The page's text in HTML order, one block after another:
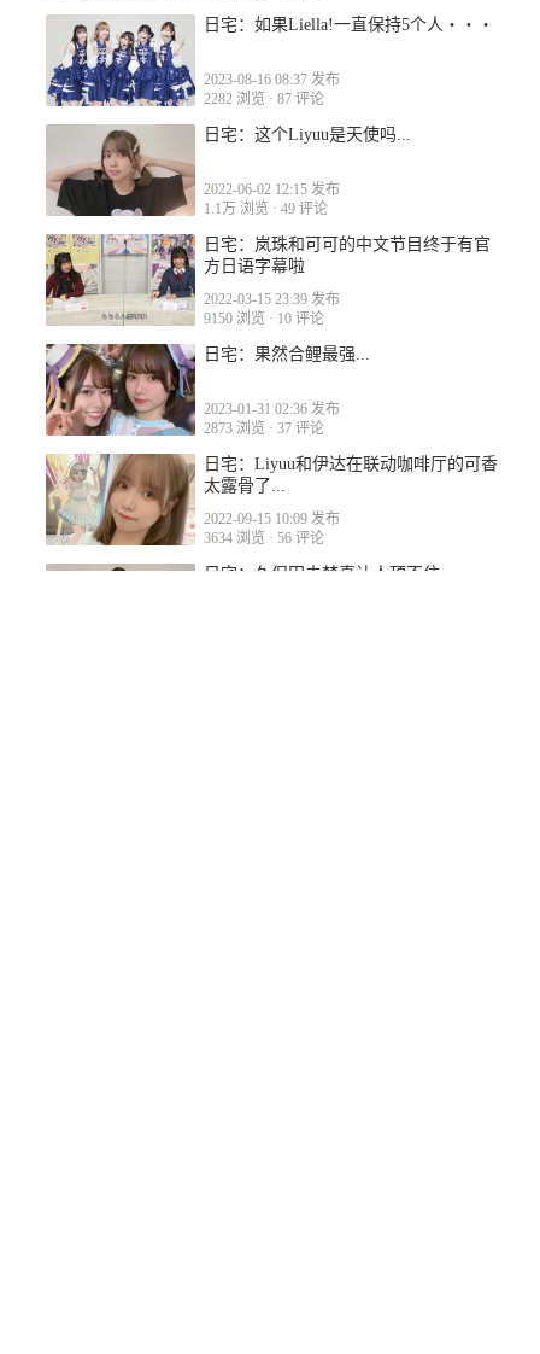
2022-08-29 02:18
2022-08-29 08:20
日宅：如果Liella!一直保持5个人・・・
2023-08-16 08:37 发布
2282 浏览 · 87 评论
日宅：这个Liyuu是天使吗...
2022-06-02 12:15 发布
1.1万 浏览 · 49 评论
日宅：岚珠和可可的中文节目终于有官
方日语字幕啦
2022-03-15 23:39 发布
9150 浏览 · 10 评论
日宅：果然合鲤最强...
2023-01-31 02:36 发布
2873 浏览 · 37 评论
日宅：Liyuu和伊达在联动咖啡厅的可香
太露骨了...
2022-09-15 10:09 发布
3634 浏览 · 56 评论
日宅：久保田未梦真让人顶不住